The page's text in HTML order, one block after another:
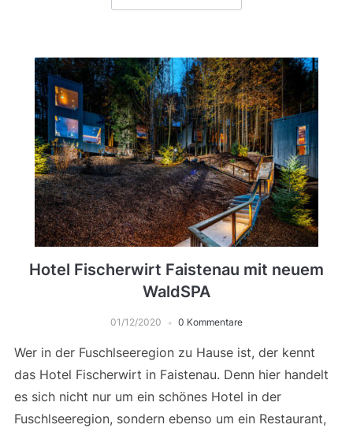
Hotel Fischerwirt Faistenau mit neuem
WaldSPA
01/12/2020 0 Kommentare
Wer in der Fuschlseeregion zu Hause ist, der kennt
das Hotel Fischerwirt in Faistenau. Denn hier handelt
es sich nicht nur um ein schönes Hotel in der
Fuschlseeregion, sondern ebenso um ein Restaurant,